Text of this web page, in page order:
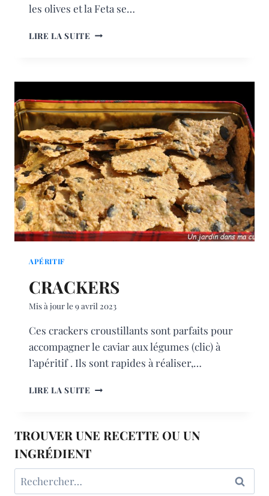
les olives et la Feta se…
LIRE LA SUITE COOKIES
APÉRITIF
CRACKERS
Mis à jour le9 avril 2023
Ces crackers croustillants sont parfaits pour
accompagner le caviar aux légumes (clic) à
l’apéritif . Ils sont rapides à réaliser,…
LIRE LA SUITE CRACKERS
TROUVER UNE RECETTE OU UN
INGRÉDIENT
Rechercher :